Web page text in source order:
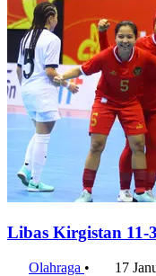
Libas Kirgistan 11-
Olahraga • 17